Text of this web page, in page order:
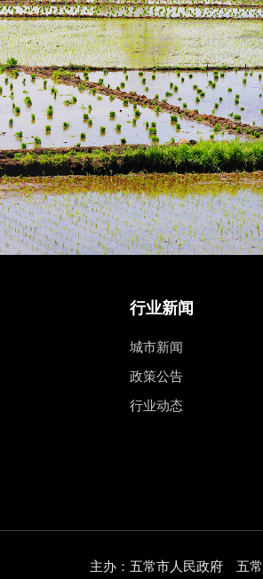
行业新闻
城市新闻
政策公告
行业动态
主办：五常市人民政府 五